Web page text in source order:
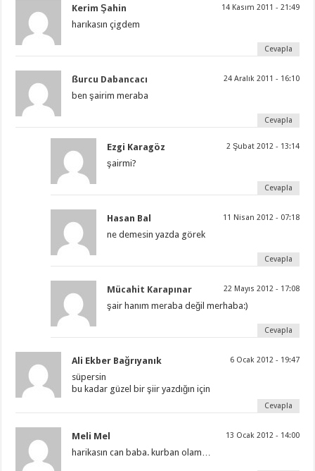
Kerim Şahin 14 Kasım 2011 - 21:49
harıkasın çigdem
Cevapla
ßurcu Dabancacı 24 Aralık 2011 - 16:10
ben şairim meraba
Cevapla
Ezgi Karagöz 2 Şubat 2012 - 13:14
şairmi?
Cevapla
Hasan Bal 11 Nisan 2012 - 07:18
ne demesin yazda görek
Cevapla
Mücahit Karapınar 22 Mayıs 2012 - 17:08
şair hanım meraba değil merhaba:)
Cevapla
Ali Ekber Bağrıyanık 6 Ocak 2012 - 19:47
süpersin
bu kadar güzel bir şiir yazdığın için
Cevapla
Meli Mel 13 Ocak 2012 - 14:00
harikasın can baba. kurban olam…